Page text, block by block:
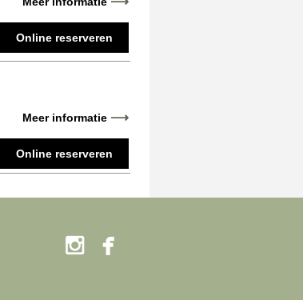
Online reserveren
Meer informatie ⟶
Online reserveren

